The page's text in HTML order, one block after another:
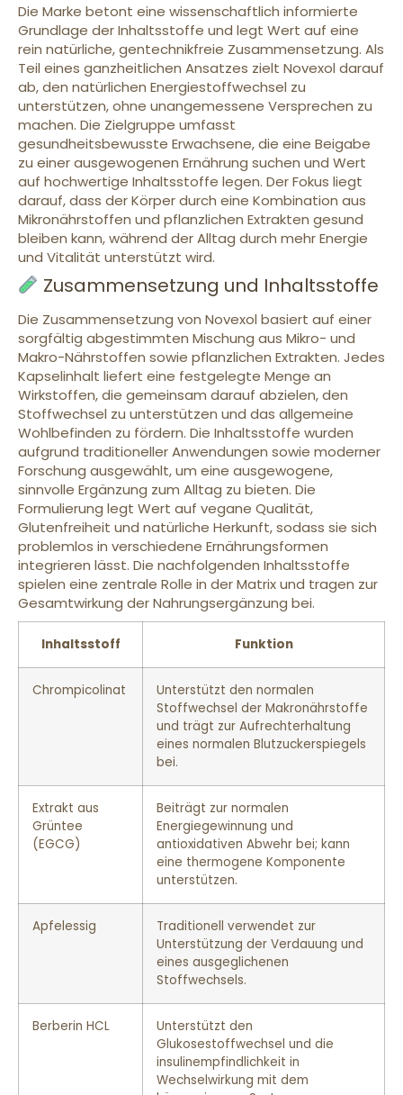
Die Marke betont eine wissenschaftlich informierte
Grundlage der Inhaltsstoffe und legt Wert auf eine
rein natürliche, gentechnikfreie Zusammensetzung. Als
Teil eines ganzheitlichen Ansatzes zielt Novexol darauf
ab, den natürlichen Energiestoffwechsel zu
unterstützen, ohne unangemessene Versprechen zu
machen. Die Zielgruppe umfasst
gesundheitsbewusste Erwachsene, die eine Beigabe
zu einer ausgewogenen Ernährung suchen und Wert
auf hochwertige Inhaltsstoffe legen. Der Fokus liegt
darauf, dass der Körper durch eine Kombination aus
Mikronährstoffen und pflanzlichen Extrakten gesund
bleiben kann, während der Alltag durch mehr Energie
und Vitalität unterstützt wird.
Zusammensetzung und Inhaltsstoffe
Die Zusammensetzung von Novexol basiert auf einer
sorgfältig abgestimmten Mischung aus Mikro- und
Makro-Nährstoffen sowie pflanzlichen Extrakten. Jedes
Kapselinhalt liefert eine festgelegte Menge an
Wirkstoffen, die gemeinsam darauf abzielen, den
Stoffwechsel zu unterstützen und das allgemeine
Wohlbefinden zu fördern. Die Inhaltsstoffe wurden
aufgrund traditioneller Anwendungen sowie moderner
Forschung ausgewählt, um eine ausgewogene,
sinnvolle Ergänzung zum Alltag zu bieten. Die
Formulierung legt Wert auf vegane Qualität,
Glutenfreiheit und natürliche Herkunft, sodass sie sich
problemlos in verschiedene Ernährungsformen
integrieren lässt. Die nachfolgenden Inhaltsstoffe
spielen eine zentrale Rolle in der Matrix und tragen zur
Gesamtwirkung der Nahrungsergänzung bei.
Inhaltsstoff Funktion
Chrompicolinat
Unterstützt den normalen
Stoffwechsel der Makronährstoffe
und trägt zur Aufrechterhaltung
eines normalen Blutzuckerspiegels
bei.
Extrakt aus
Grüntee
(EGCG)
Beiträgt zur normalen
Energiegewinnung und
antioxidativen Abwehr bei; kann
eine thermogene Komponente
unterstützen.
Apfelessig
Traditionell verwendet zur
Unterstützung der Verdauung und
eines ausgeglichenen
Stoffwechsels.
Berberin HCL
Unterstützt den
Glukosestoffwechsel und die
insulinempfindlichkeit in
Wechselwirkung mit dem